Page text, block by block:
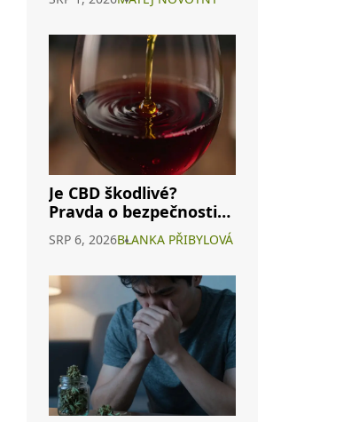
cannabisovým pivem
Je CBD škodlivé?
Pravda o bezpečnosti
konopného vína a
interakcích s
SRP 6, 2026BLANKA PŘIBYLOVÁ